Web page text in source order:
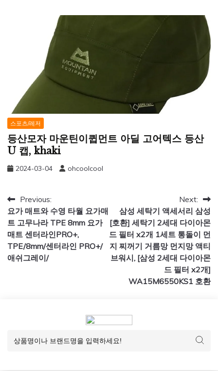
스포츠/레저
등산모자 마운틴이큅먼트 아딜 고어텍스 등산
U 캡, khaki
2024-03-04 ohcoolcool
글
탐
색
Previous:
요가 매트와 수영 타월 요가매
트 고무나라 TPE 8mm 요가
매트 센터라인PRO+,
TPE/8mm/센터라인 PRO+/
애쉬그레이/
Next:
삼성 세탁기 액세서리 삼성
[호환] 세탁기 2세대 다이아몬
드 필터 x2개 1세트 통돌이 먼
지 찌꺼기 거름망 먼지망 액티
브워시, [삼성 2세대 다이아몬
드 필터 x2개]
WA15M6550KS1 호환